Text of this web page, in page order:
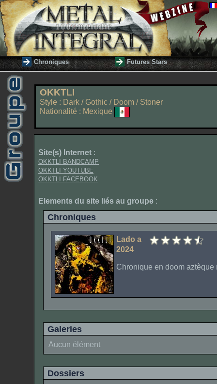
Chroniques Futures Stars
OKKTLI
Style : Dark / Gothic / Doom / Stoner
Nationalité : Mexique
Site(s) Internet :
OKKTLI BANDCAMP
OKKTLI YOUTUBE
OKKTLI FACEBOOK
Elements du site liés au groupe :
Chroniques
Lado a
2024
Chronique en doom aztèque
Galeries
Aucun élément
Dossiers